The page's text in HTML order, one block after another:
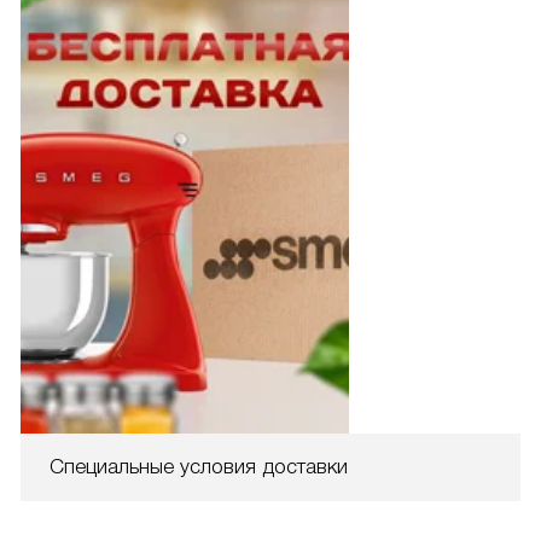
Специальные условия доставки